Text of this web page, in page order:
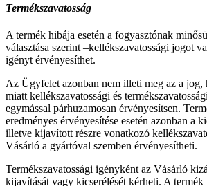
Termékszavatosság
A termék hibája esetén a fogyasztónak
választása szerint –kellékszavatossági jogot
igényt érvényesíthet.
Az Ügyfelet azonban nem illeti meg az a jog,
miatt kellékszavatossági és
egymással párhuzamosan érvényesítsen.
eredményes érvényesítése esetén azonban a
illetve kijavított részre vonatkozó
Vásárló a gyártóval szemben érvényesítheti.
Termékszavatossági igényként az Vásárló
kijavítását vagy kicserélését kérheti. A termék